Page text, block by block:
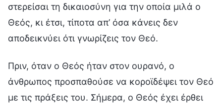
στερείσαι τη δικαιοσύνη για την οποία μιλά ο
Θεός, κι έτσι, τίποτα απ’ όσα κάνεις δεν
αποδεικνύει ότι γνωρίζεις τον Θεό.
Πριν, όταν ο Θεός ήταν στον ουρανό, ο
άνθρωπος προσπαθούσε να κοροϊδέψει τον Θεό
με τις πράξεις του. Σήμερα, ο Θεός έχει έρθει